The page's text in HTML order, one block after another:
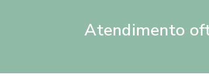
Atendimento